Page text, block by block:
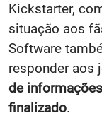
Kickstarter,
situação aos
Software
responder aos
de
finalizado.